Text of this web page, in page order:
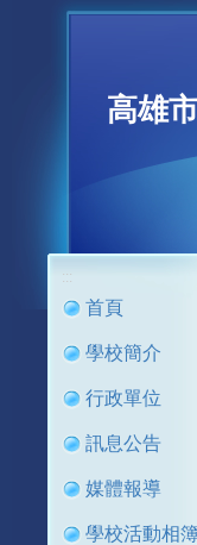
高雄
:::
首頁
學校簡介
行政單位
訊息公告
媒體報導
學校活動相